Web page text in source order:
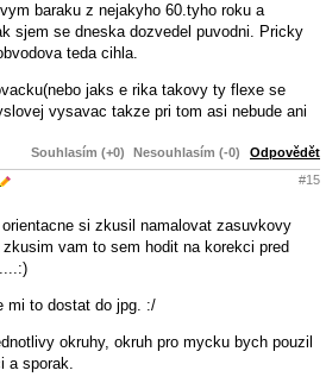
baraku z nejakyho 60.tyho roku a
sjem se dneska dozvedel puvodni. Pricky
teda cihla.
jaks e rika takovy ty flexe se
vysavac takze pri tom asi nebude ani
Souhlasím (+0) Nesouhlasím (-0) Odpovědět
#15
si zkusil namalovat zasuvkovy
vam to sem hodit na korekci pred
mi to dostat do jpg. :/
okruhy, okruh pro mycku bych pouzil
a sporak.